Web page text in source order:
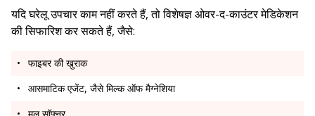
यदि घरेलू उपचार काम नहीं करते हैं, तो विशेषज्ञ ओवर-द-काउंटर मेडिकेशन
की सिफारिश कर सकते हैं, जैसे:
फाइबर की खुराक
आसमाटिक एजेंट, जैसे मिल्क ऑफ मैग्नेशिया